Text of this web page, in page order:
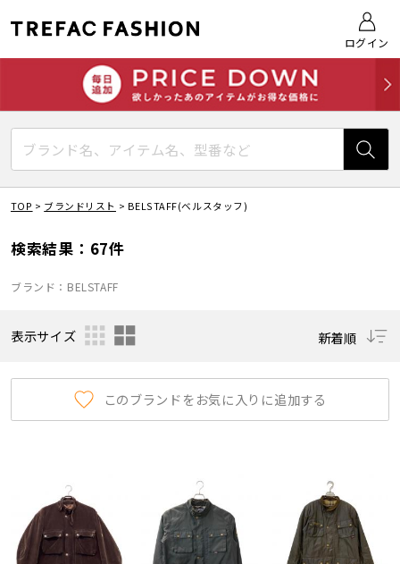
ログイン
TOP > ブランドリスト > BELSTAFF(ベルスタッフ)
検索結果：67件
ブランド：BELSTAFF
表示サイズ 新着順
このブランドをお気に入りに追加する